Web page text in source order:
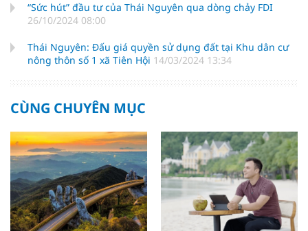
“Sức hút” đầu tư của Thái Nguyên qua dòng chảy FDI
26/10/2024 08:00
Thái Nguyên: Đấu giá quyền sử dụng đất tại Khu dân cư
nông thôn số 1 xã Tiên Hội 14/03/2024 13:34
CÙNG CHUYÊN MỤC